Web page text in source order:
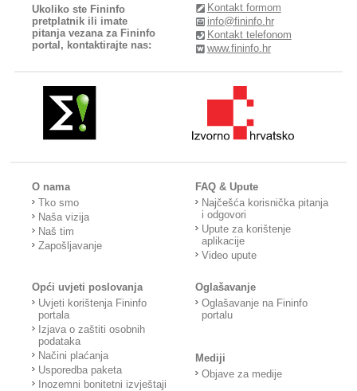
Ukoliko ste Fininfo
pretplatnik ili imate
pitanja vezana za Fininfo
portal, kontaktirajte nas:
Kontakt formom
info@fininfo.hr
Kontakt telefonom
www.fininfo.hr
O nama
Tko smo
Naša vizija
Naš tim
Zapošljavanje
FAQ & Upute
Najčešća korisnička pitanja
i odgovori
Upute za korištenje
aplikacije
Video upute
Opći uvjeti poslovanja
Uvjeti korištenja Fininfo
portala
Izjava o zaštiti osobnih
podataka
Načini plaćanja
Usporedba paketa
Inozemni bonitetni izvještaji
Oglašavanje
Oglašavanje na Fininfo
portalu
Mediji
Objave za medije